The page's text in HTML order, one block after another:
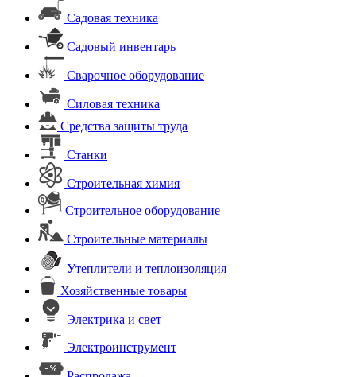
Садовая техника
Садовый инвентарь
Сварочное оборудование
Силовая техника
Средства защиты труда
Станки
Строительная химия
Строительное оборудование
Строительные материалы
Утеплители и теплоизоляция
Хозяйственные товары
Электрика и свет
Электроинструмент